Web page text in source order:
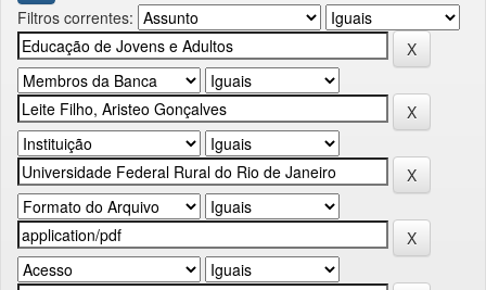
Filtros correntes: